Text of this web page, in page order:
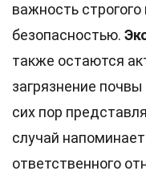
важность
безопасностью.
также остаются
загрязнение
сих пор
случай
ответственного